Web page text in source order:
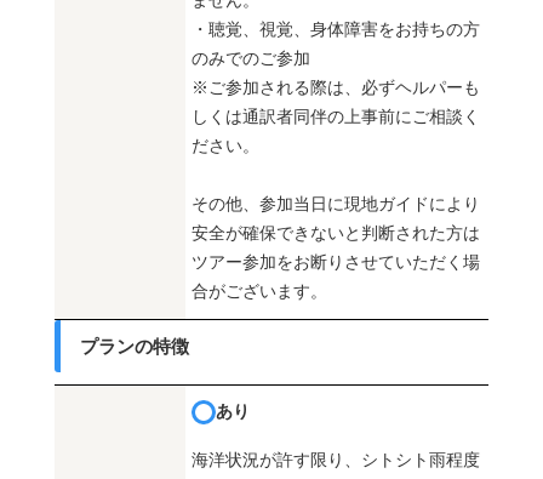
・聴覚、視覚、身体障害をお持ちの方
のみでのご参加
※ご参加される際は、必ずヘルパーも
しくは通訳者同伴の上事前にご相談く
ださい。
その他、参加当日に現地ガイドにより
安全が確保できないと判断された方は
ツアー参加をお断りさせていただく場
合がございます。
プランの特徴
あり
海洋状況が許す限り、シトシト雨程度